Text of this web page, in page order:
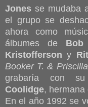
Jones se mudaba
el grupo se
ahora como
álbumes de Bob
Kristofferson y
Booker T. & Priscilla
grabaría con
Coolidge, hermana
En el año 1992 se